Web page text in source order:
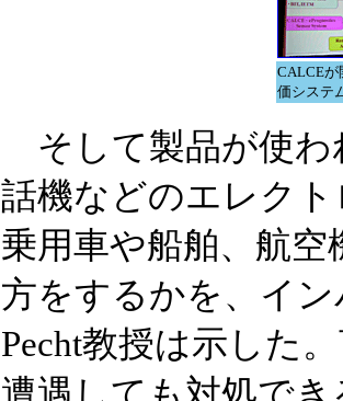
CALCEが
価システ
そして製品が使わ
話機などのエレク
乗用車や船舶、航
方をするかを、イ
Pecht教授は示した
遭遇しても対処で